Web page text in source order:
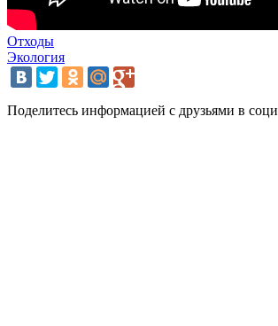
Отходы
Экология
Поделитесь информацией с друзьями в